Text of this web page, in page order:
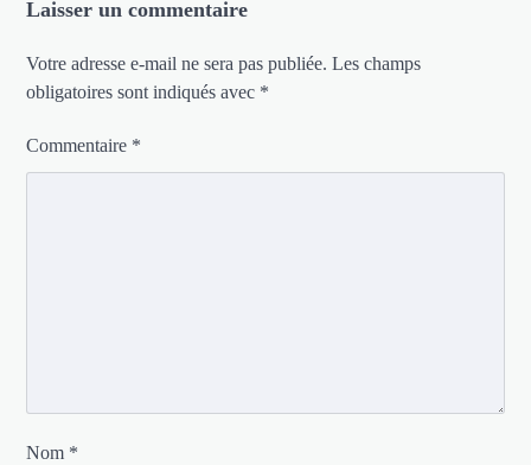
Laisser un commentaire
Votre adresse e-mail ne sera pas publiée. Les champs
obligatoires sont indiqués avec *
Commentaire *
Nom *